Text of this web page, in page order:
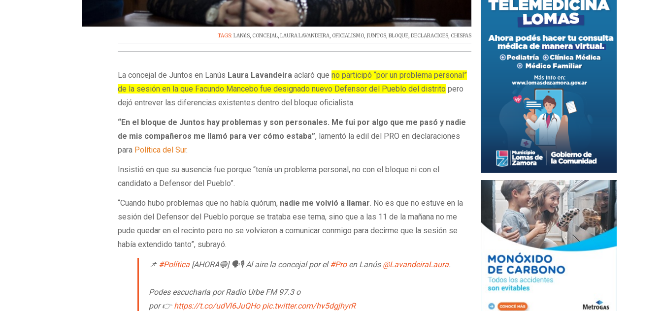
TAGS:LANúS, CONCEJAL,LAURA LAVANDEIRA, OFICIALISMO, JUNTOS,BLOQUE,DECLARACIOES, CHISPAS
La concejal de Juntos en Lanús Laura Lavandeiraaclaró queno participó “por un problema personal”
de la sesión en la que Facundo Mancebo fue designado nuevo Defensor del Pueblo del distrito pero
dejó entrever las diferencias existentes dentro del bloque oficialista.
“En el bloque de Juntos hay problemas y son personales. Me fui por algo que me pasó y nadie
de mis compañeros me llamó para ver cómo estaba”, lamentó la edil del PRO en declaraciones
para Política del Sur.
Insistió en que su ausencia fue porque “tenía un problema personal, no con el bloque ni con el
candidato a Defensor del Pueblo”.
“Cuando hubo problemas que no había quórum, nadie me volvió a llamar. No es que no estuve en la
sesión del Defensor del Pueblo porque se trataba ese tema, sino que a las 11 de la mañana no me
pude quedar en el recinto pero no se volvieron a comunicar conmigo para decirme que la sesión se
había extendido tanto”, subrayó.
📌 #Política [AHORA🔴] 🗣️🎙️ Al aire la concejal por el#Proen Lanús @LavandeiraLaura.
Podes escucharla por Radio Urbe FM 97.3 o
por 👉 https://t.co/udVl6JuQHo pic.twitter.com/hv5dgjhyrR